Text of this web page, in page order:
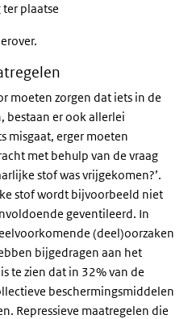
plaatse
moeten zorgen dat iets in de
bestaan er ook allerlei
misgaat, erger moeten
met behulp van de vraag
stof was vrijgekomen?’.
stof wordt bijvoorbeeld niet
geventileerd. In
(deel)oorzaken
bijgedragen aan het
te zien dat in 32% van de
beschermingsmiddelen
Repressieve maatregelen die